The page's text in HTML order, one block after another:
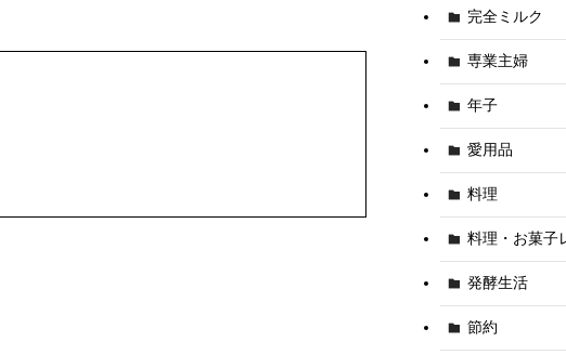
完全ミルク
専業主婦
年子
愛用品
料理
料理・お菓子
発酵生活
節約